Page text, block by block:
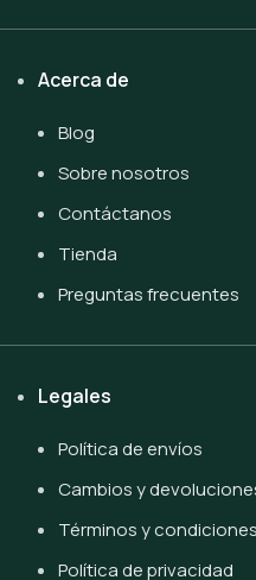
Acerca de
Blog
Sobre nosotros
Contáctanos
Tienda
Preguntas frecuentes
Legales
Política de envíos
Cambios y
Términos y condiciones
Política de privacidad